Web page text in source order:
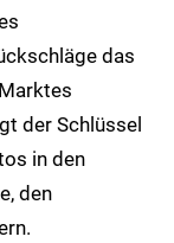
das
der Schlüssel
in den
den